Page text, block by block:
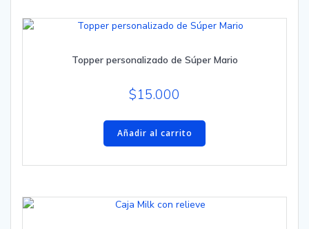
Topper personalizado de Súper Mario
$15.000
Añadir al carrito